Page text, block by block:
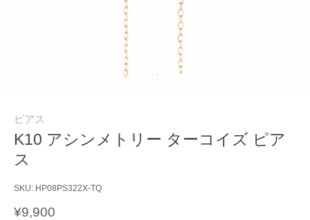
ピアス
K10 アシンメトリー ターコイズ ピア
ス
SKU: HP08PS322X-TQ
¥9,900